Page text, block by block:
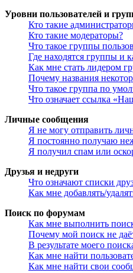
Уровни пользователей и
Кто такие
Кто такие модераторы?
Что такое группы
Где находятся группы и
Как мне стать лидером
Почему названия
Что такое группа по
Что означает ссылка
Личные сообщения
Я не могу отправить
Я постоянно получаю
Я получил спам или
Друзья и недруги
Что означают списки
Как мне добавлять/
Поиск по форумам
Как мне выполнить
Почему мой поиск не
В результате моего
Как мне найти
Как мне найти свои